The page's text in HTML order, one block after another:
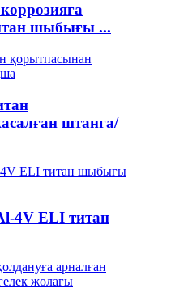
шыбығы ...
штанга/
4V ELI титан